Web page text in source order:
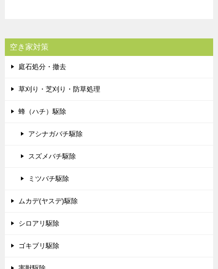
空き家対策
庭石処分・撤去
草刈り・芝刈り・防草処理
蜂（ハチ）駆除
アシナガバチ駆除
スズメバチ駆除
ミツバチ駆除
ムカデ(ヤスデ)駆除
シロアリ駆除
ゴキブリ駆除